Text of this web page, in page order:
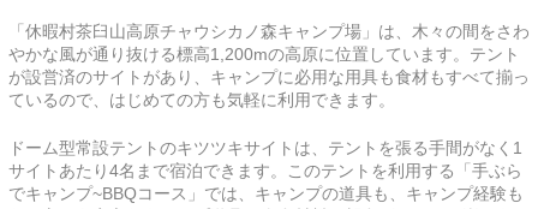
「休暇村茶臼山高原チャウシカノ森キャンプ場」は、木々の間をさわ
やかな風が通り抜ける標高1,200mの高原に位置しています。テント
が設営済のサイトがあり、キャンプに必用な用具も食材もすべて揃っ
ているので、はじめての方も気軽に利用できます。
ドーム型常設テントのキツツキサイトは、テントを張る手間がなく1
サイトあたり4名まで宿泊できます。このテントを利用する「手ぶら
でキャンプ~BBQコース」では、キャンプの道具も、キャンプ経験も